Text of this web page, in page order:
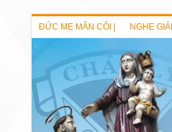
ĐỨC MẸ MÂN CÔI | NGHE